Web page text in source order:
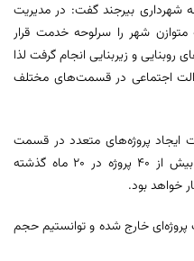
شهرداری بیرجند گفت: در مدیریت
شهر را سرلوحه خدمت قرار
روبنایی و زیربنایی انجام گرفت لذا
اجتماعی در قسمت‌های مختلف
ایجاد پروژه‌های متعدد در قسمت
‌های مختلف شهر حرکت کردیم افزود: بیش از ۴۰ پروژه در ۲۰ ماه گذشته
خواهد بود.
خارج شده و توانستیم حجم